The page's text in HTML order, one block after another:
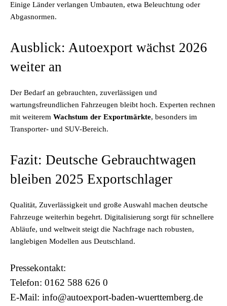
Einige Länder verlangen Umbauten, etwa Beleuchtung oder
Abgasnormen.
Ausblick: Autoexport wächst 2026
weiter an
Der Bedarf an gebrauchten, zuverlässigen und
wartungsfreundlichen Fahrzeugen bleibt hoch. Experten rechnen
mit weiterem Wachstum der Exportmärkte, besonders im
Transporter- und SUV-Bereich.
Fazit: Deutsche Gebrauchtwagen
bleiben 2025 Exportschlager
Qualität, Zuverlässigkeit und große Auswahl machen deutsche
Fahrzeuge weiterhin begehrt. Digitalisierung sorgt für schnellere
Abläufe, und weltweit steigt die Nachfrage nach robusten,
langlebigen Modellen aus Deutschland.
Pressekontakt:
Telefon: 0162 588 626 0
E-Mail: info@autoexport-baden-wuerttemberg.de